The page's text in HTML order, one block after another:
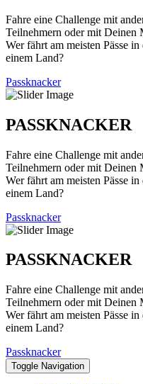
Fahre eine Challenge mit
Teilnehmern oder mit Deinen
Wer fährt am meisten Pässe
einem Land?
Passknacker
PASSKNACKER
Fahre eine Challenge mit
Teilnehmern oder mit Deinen
Wer fährt am meisten Pässe
einem Land?
Passknacker
PASSKNACKER
Fahre eine Challenge mit
Teilnehmern oder mit Deinen
Wer fährt am meisten Pässe
einem Land?
Passknacker
Toggle Navigation